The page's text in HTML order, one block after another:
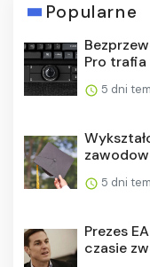
Popularne
Pro trafia
5 dni
5 dni
Prezes
czasie